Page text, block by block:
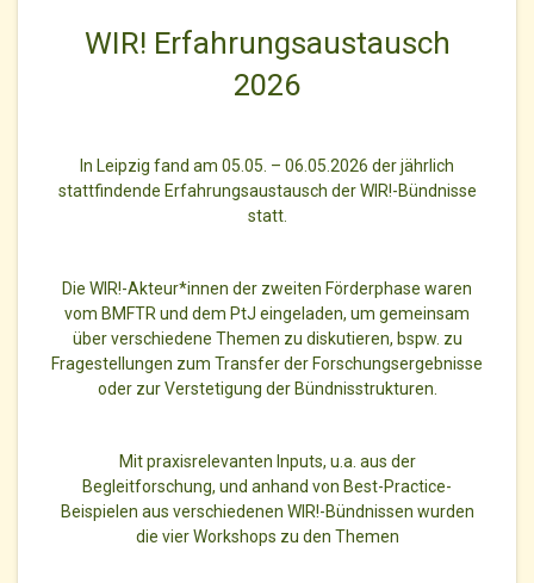
WIR! Erfahrungsaustausch
2026
In Leipzig fand am 05.05. – 06.05.2026 der jährlich
stattfindende Erfahrungsaustausch derWIR!-Bündnisse
statt.
Die WIR!-Akteur*innen der zweiten Förderphase waren
vom BMFTR und dem PtJ eingeladen, um gemeinsam
über verschiedene Themen zu diskutieren, bspw. zu
Fragestellungen zum Transfer der Forschungsergebnisse
oder zur Verstetigung der Bündnisstrukturen.
Mit praxisrelevanten Inputs, u.a. aus der
Begleitforschung, und anhand von Best-Practice-
Beispielen aus verschiedenen WIR!-Bündnissen wurden
die vier Workshops zu den Themen